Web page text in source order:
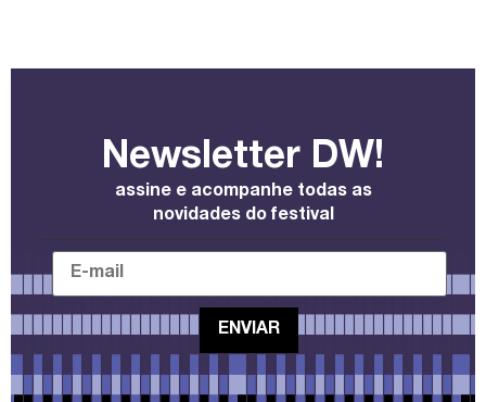
Newsletter DW!
assine e acompanhe todas as
novidades do festival